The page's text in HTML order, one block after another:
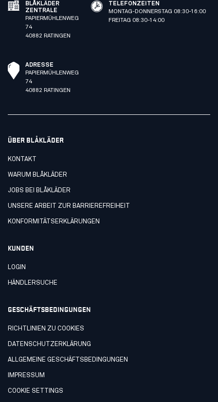
BLÅKLÄDER
ZENTRALE
PAPIERMÜHLENWEG
74
40882 RATINGEN
TELEFONZEITEN
MONTAG-DONNERSTAG 08:30-16:00
FREITAG 08:30-14:00
ADRESSE
PAPIERMÜHLENWEG
74
40882 RATINGEN
ÜBER BLÅKLÄDER
KONTAKT
WARUM BLÅKLÄDER
JOBS BEI BLÅKLÄDER
UNSERE ARBEIT ZUR BARRIEREFREIHEIT
KONFORMITÄTSERKLÄRUNGEN
KUNDEN
LOGIN
HÄNDLERSUCHE
GESCHÄFTSBEDINGUNGEN
RICHTLINIEN ZU COOKIES
DATENSCHUTZERKLÄRUNG
ALLGEMEINE GESCHÄFTSBEDINGUNGEN
IMPRESSUM
COOKIE SETTINGS